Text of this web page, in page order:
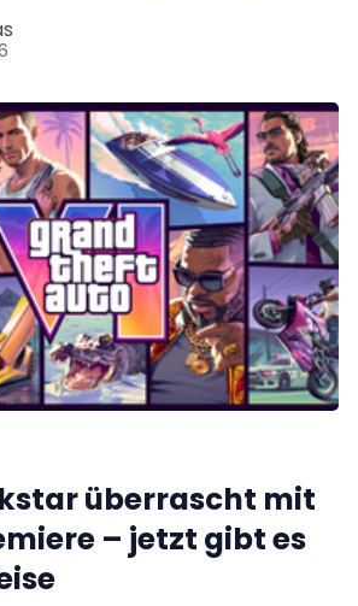
überrascht mit
– jetzt gibt es